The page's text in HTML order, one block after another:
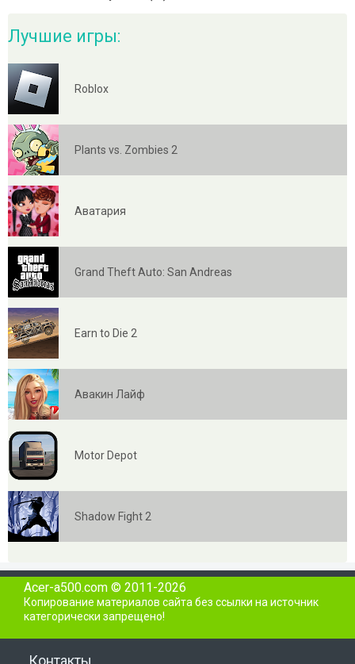
Лучшие игры:
Roblox
Plants vs. Zombies 2
Аватария
Grand Theft Auto: San Andreas
Earn to Die 2
Авакин Лайф
Motor Depot
Shadow Fight 2
Acer-a500.com © 2011-2026
Копирование материалов сайта без ссылки на источник
категорически запрещено!
Контакты